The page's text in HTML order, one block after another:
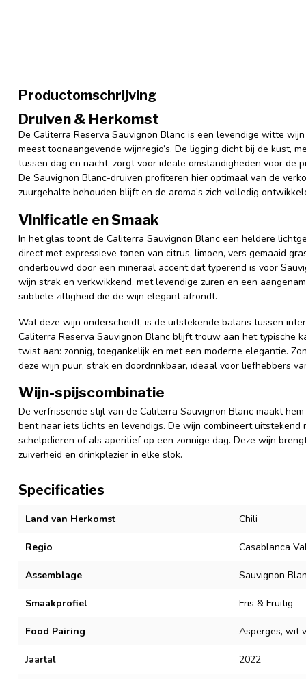
Productomschrijving
Druiven & Herkomst
De Caliterra Reserva Sauvignon Blanc is een levendige witte
meest toonaangevende wijnregio’s. De ligging dicht bij de kust,
tussen dag en nacht, zorgt voor ideale omstandigheden voor de
De Sauvignon Blanc-druiven profiteren hier optimaal van de
zuurgehalte behouden blijft en de aroma’s zich volledig
Vinificatie en Smaak
In het glas toont de Caliterra Sauvignon Blanc een heldere
direct met expressieve tonen van citrus, limoen, vers gemaaid
onderbouwd door een mineraal accent dat typerend is voor
wijn strak en verkwikkend, met levendige zuren en een
subtiele ziltigheid die de wijn elegant afrondt.
Wat deze wijn onderscheidt, is de uitstekende balans tussen
Caliterra Reserva Sauvignon Blanc blijft trouw aan het typische
twist aan: zonnig, toegankelijk en met een moderne elegantie.
deze wijn puur, strak en doordrinkbaar, ideaal voor liefhebbers
Wijn-spijscombinatie
De verfrissende stijl van de Caliterra Sauvignon Blanc maakt
bent naar iets lichts en levendigs. De wijn combineert uitstekend
schelpdieren of als aperitief op een zonnige dag. Deze wijn
zuiverheid en drinkplezier in elke slok.
Specificaties
Land van Herkomst Chili
Regio Casablanca
Assemblage Sauvignon
Smaakprofiel Fris & Fruitig
Food Pairing Asperges, wit
Jaartal 2022